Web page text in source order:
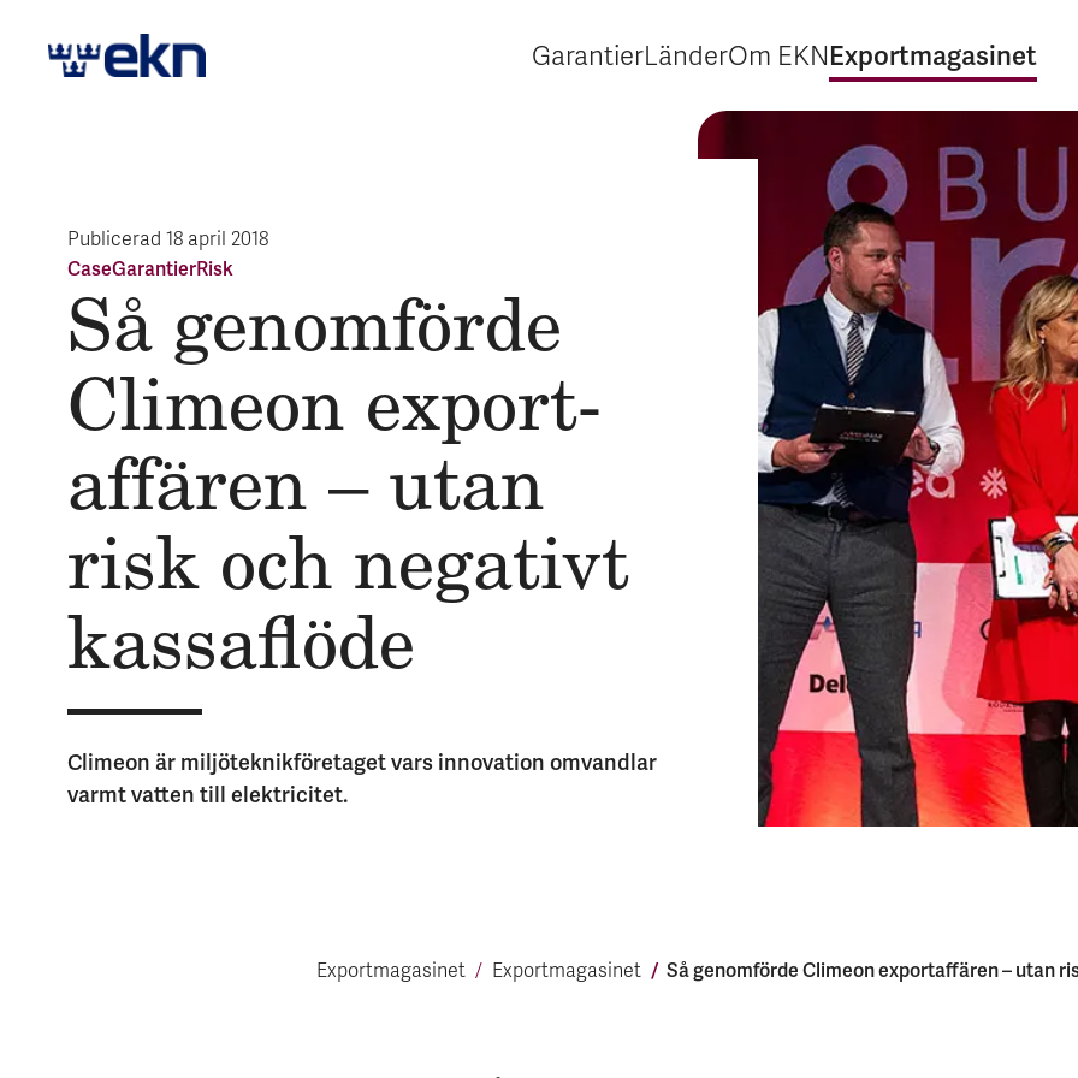
GarantierExpandera Garantier
LänderExpandera Länder
Om EKNExpandera Om EKN
Exportmagasinet
Expandera
Publicerad 18 april 2018
CaseGarantierRisk
Så genom­förde
Climeon export­
affären – utan
risk och nega­tivt
kassa­flöde
Climeon är miljöteknikföretaget vars innovation omvandlar
varmt vatten till elektricitet.
Exportmagasinet Export­magasinet Så genom­förde Climeon export­affären – utan